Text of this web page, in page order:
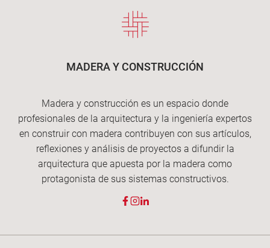
MADERA Y CONSTRUCCIÓN
Madera y construcción es un espacio donde
profesionales de la arquitectura y la ingeniería expertos
en construir con madera contribuyen con sus artículos,
reflexiones y análisis de proyectos a difundir la
arquitectura que apuesta por la madera como
protagonista de sus sistemas constructivos.